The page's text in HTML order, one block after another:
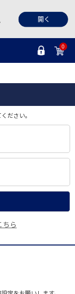
0
ださい。
ちら